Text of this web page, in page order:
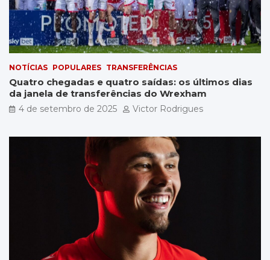
NOTÍCIAS POPULARES TRANSFERÊNCIAS
Quatro chegadas e quatro saídas: os últimos dias
da janela de transferências do Wrexham
4 de setembro de 2025 Victor Rodrigues